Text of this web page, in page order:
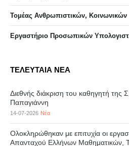
Τομέας Ανθρωπιστικών, Κοινωνικών
Eργαστήριo Προσωπικών
ΤΕΛΕΥΤΑΙΑ ΝΕΑ
Διεθνής διάκριση του καθηγητή
Παπαγιάννη
14-07-2026 Νέα
Ολοκληρώθηκαν με επιτυχία οι
Απανταχού Ελλήνων Μαθηματικών,